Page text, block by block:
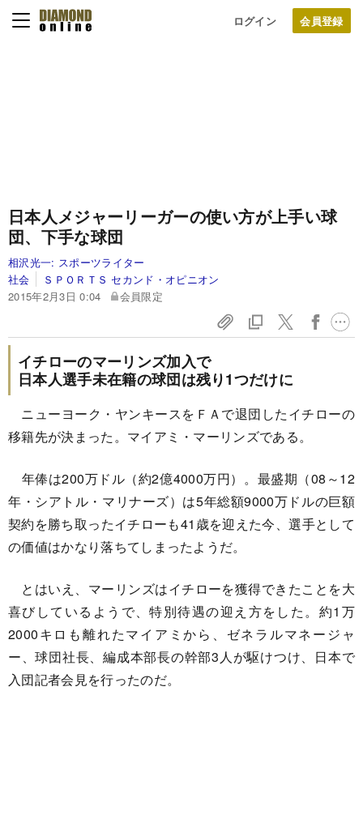
ログイン
日本人メジャーリーガーの使い方が上手い球
団、下手な球団
相沢光一: スポーツライター
社会
ＳＰＯＲＴＳ セカンド・オピニオン
2015年2月3日 0:04
会員限定
イチローのマーリンズ加入で
日本人選手未在籍の球団は残り1つだけに
ニューヨーク・ヤンキースをＦＡで退団したイチローの
移籍先が決まった。マイアミ・マーリンズである。
年俸は200万ドル（約2億4000万円）。最盛期（08～12
年・シアトル・マリナーズ）は5年総額9000万ドルの巨額
契約を勝ち取ったイチローも41歳を迎えた今、選手として
の価値はかなり落ちてしまったようだ。
とはいえ、マーリンズはイチローを獲得できたことを大
喜びしているようで、特別待遇の迎え方をした。約1万
2000キロも離れたマイアミから、ゼネラルマネージャ
ー、球団社長、編成本部長の幹部3人が駆けつけ、日本で
入団記者会見を行ったのだ。